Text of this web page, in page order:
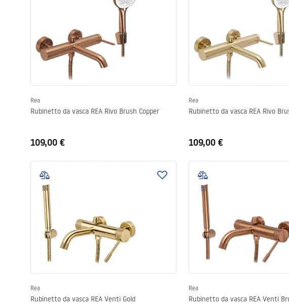
Rea
Rubinetto da vasca REA Rivo Brush Copper
109,00 €
Rea
Rubinetto da vasca REA Rivo
109,00 €
Rea
Rubinetto da vasca REA Venti Gold
Rea